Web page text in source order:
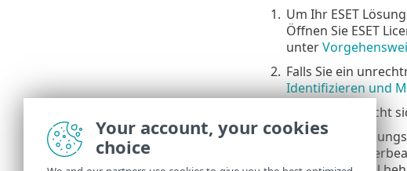
1. Um Ihr ESET
Öffnen Sie ESET
unter
2. Falls Sie ein
Identifizieren und
Falls Sie sich nicht
Wenn Sie kein
Lösungspaket
Your account, your cookies
choice